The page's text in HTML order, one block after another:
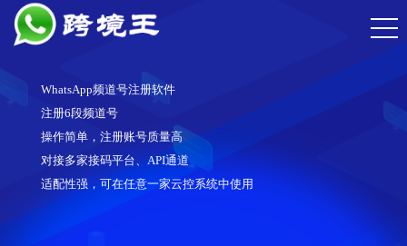
WhatsApp频道号注册软件
注册6段频道号
操作简单，注册账号质量高
对接多家接码平台、API通道
适配性强，可在任意一家云控系统中使用